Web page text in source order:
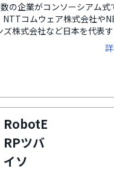
の企業がコンソーシアム式
NTTコムウェア株式会社や
ズ株式会社など日本を代表
っており、各社のノウハウ
を提供しています。基幹
を高めたい中堅企業におす
RobotE
RPツバ
イソ